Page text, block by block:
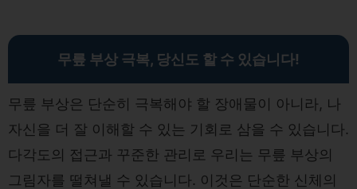
무릎 부상 극복, 당신도 할 수 있습니다!
무릎 부상은 단순히 극복해야 할 장애물이 아니라, 나
자신을 더 잘 이해할 수 있는 기회로 삼을 수 있습니다.
다각도의 접근과 꾸준한 관리로 우리는 무릎 부상의
그림자를 떨쳐낼 수 있습니다. 이것은 단순한 신체의